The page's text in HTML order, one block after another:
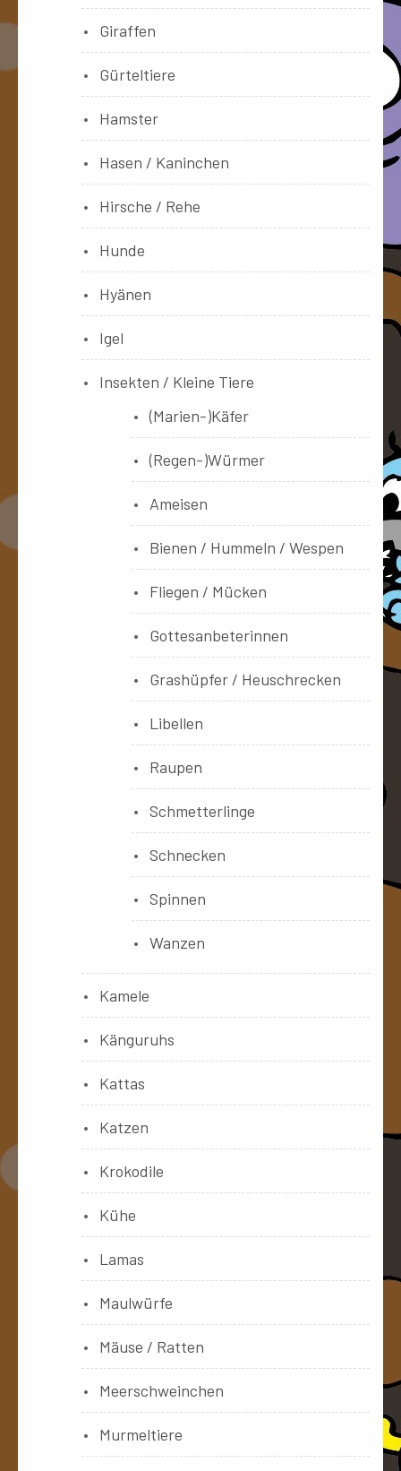
Giraffen
Gürteltiere
Hamster
Hasen / Kaninchen
Hirsche / Rehe
Hunde
Hyänen
Igel
Insekten / Kleine Tiere
(Marien-)Käfer
(Regen-)Würmer
Ameisen
Bienen / Hummeln / Wespen
Fliegen / Mücken
Gottesanbeterinnen
Grashüpfer / Heuschrecken
Libellen
Raupen
Schmetterlinge
Schnecken
Spinnen
Wanzen
Kamele
Känguruhs
Kattas
Katzen
Krokodile
Kühe
Lamas
Maulwürfe
Mäuse / Ratten
Meerschweinchen
Murmeltiere